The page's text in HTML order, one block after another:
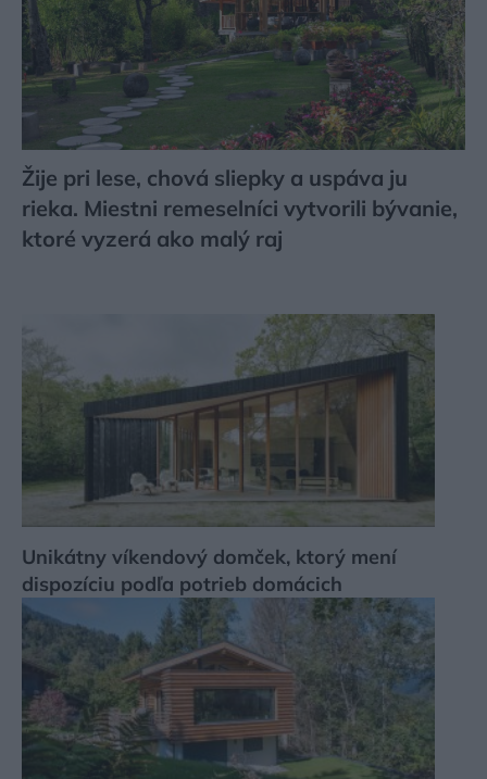
Žije pri lese, chová sliepky a uspáva ju
rieka. Miestni remeselníci vytvorili bývanie,
ktoré vyzerá ako malý raj
Unikátny víkendový domček, ktorý mení
dispozíciu podľa potrieb domácich